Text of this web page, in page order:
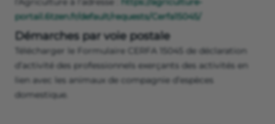
portail.6tzen.fr/default/requests/Cerfa15045/
Démarches par voie postale
Télécharger le Formulaire CERFA 15045 de déclaration
d’activité des professionnels exerçants des activités en
lien avec les animaux de compagnie d’espèces
domestique.